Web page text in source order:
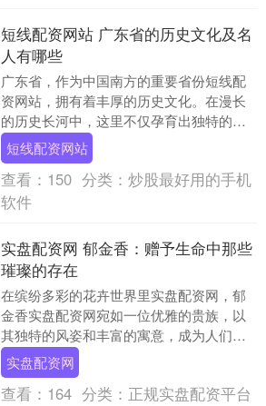
短线配资网站 广东省的历史文化及名
人有哪些
广东省，作为中国南方的重要省份短线配
资网站，拥有着丰厚的历史文化。在漫长
的历史长河中，这里不仅孕育出独特的文
化风貌，还诞生了诸多影响深远的名人，
共同谱写了广东绚....
短线配资网站
查看： 150 分类： 炒股最好用的手机
软件
实盘配资网 郁金香：赠予生命中那些
璀璨的存在
在缤纷多彩的花卉世界里实盘配资网，郁
金香实盘配资网宛如一位优雅的贵族，以
其独特的风姿和丰富的寓意，成为人们传
递情感、表达心意的绝佳信使。它那挺拔
的身姿、绚丽的色....
实盘配资网
查看： 164 分类： 正规实盘配资平台